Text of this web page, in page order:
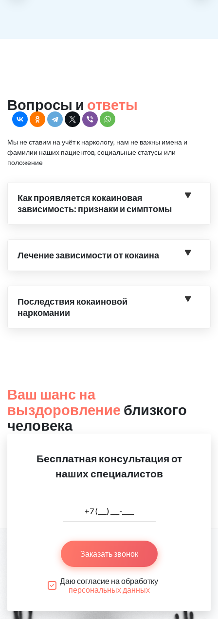
Вопросы и ответы
Мы не ставим на учёт к наркологу, нам не важны имена и
фамилии наших пациентов, социальные статусы или
положение
Как проявляется кокаиновая
зависимость: признаки и симптомы
Лечение зависимости от кокаина
Последствия кокаиновой
наркомании
Ваш шанс на
выздоровление близкого
человека
Бесплатная консультация от
наших специалистов
Заказать звонок
Даю согласие на обработку
персональных данных